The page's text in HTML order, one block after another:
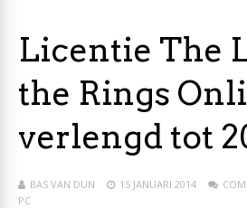
Licentie The
the Rings
verlengd tot
BAS VAN DUN 15 JANUARI 2014
PC